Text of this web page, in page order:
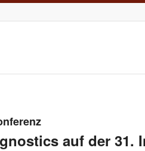
auf der 31.